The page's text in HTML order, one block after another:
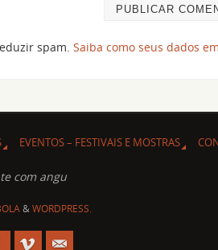
spam. Saiba como seus dados
EVENTOS – FESTIVAIS E MOSTRAS
com angu
&WORDPRESS.